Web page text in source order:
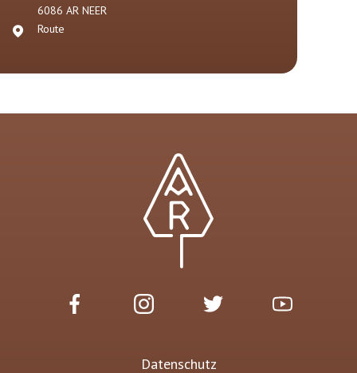
6086 AR NEER
Route
Datenschutz